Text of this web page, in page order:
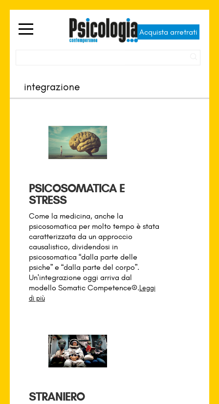
Acquista arretrati
PSICOSOMATICA E
STRESS
Come la medicina, anche la
psicosomatica per molto tempo è stata
caratterizzata da un approccio
causalistico, dividendosi in
psicosomatica “dalla parte delle
psiche” e “dalla parte del corpo”.
Un'integrazione oggi arriva dal
modello Somatic Competence®.Leggi
di più
STRANIERO